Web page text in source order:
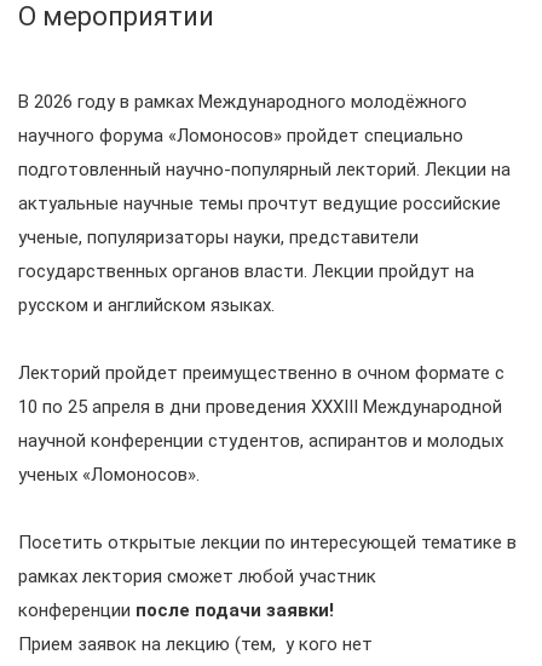
О мероприятии
В 2026 году в рамках Международного молодёжного
научного форума «Ломоносов» пройдет специально
подготовленный научно-популярный лекторий. Лекции на
актуальные научные темы прочтут ведущие российские
ученые, популяризаторы науки, представители
государственных органов власти. Лекции пройдут на
русском и английском языках.
Лекторий пройдет преимущественно в очном формате с
10 по 25 апреля в дни проведения XXXIII Международной
научной конференции студентов, аспирантов и молодых
ученых «Ломоносов».
Посетить открытые лекции по интересующей тематике в
рамках лектория сможет любой участник
конференции после подачи заявки!
Прием заявок на лекцию (тем, у кого нет